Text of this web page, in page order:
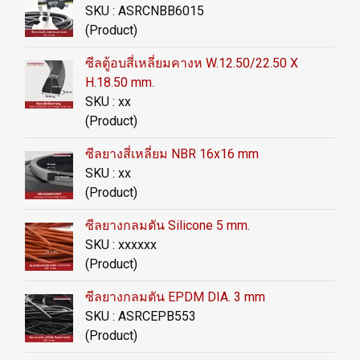
SKU : ASRCNBB6015
(Product)
ซีลตู้อบสี่เหลี่ยมคางห W.12.50/22.50 X
H.18.50 mm.
SKU : xx
(Product)
ซีลยางสี่เหลี่ยม NBR 16x16 mm
SKU : xx
(Product)
ซีลยางกลมตัน Silicone 5 mm.
SKU : xxxxxx
(Product)
ซีลยางกลมตัน EPDM DIA. 3 mm
SKU : ASRCEPB553
(Product)